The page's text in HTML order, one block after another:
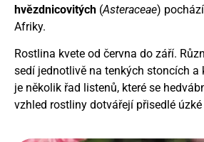
hvězdnicovitých (Asteraceae)
Afriky.
Rostlina kvete od června do září.
sedí jednotlivě na tenkých stoncích a
je několik řad listenů, které se
vzhled rostliny dotvářejí přisedlé úzké